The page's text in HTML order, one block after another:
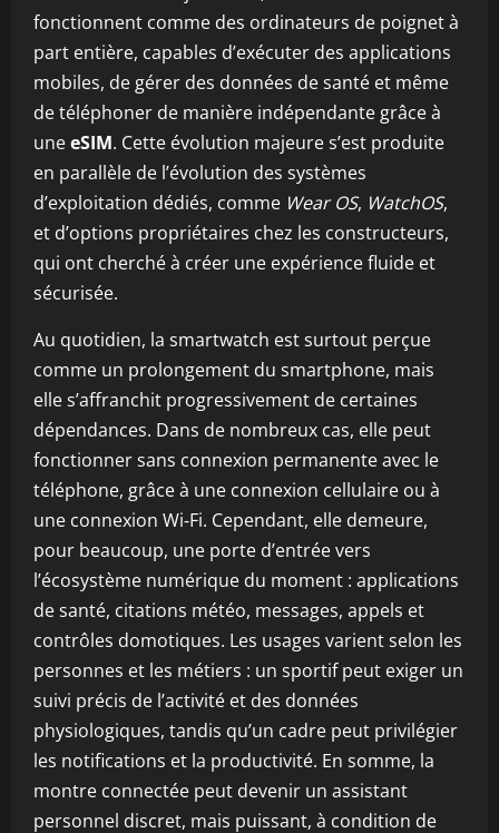
fonctionnent comme des ordinateurs de poignet à
part entière, capables d’exécuter des applications
mobiles, de gérer des données de santé et même
de téléphoner de manière indépendante grâce à
uneeSIM. Cette évolution majeure s’est produite
en parallèle de l’évolution des systèmes
d’exploitation dédiés, comme Wear OS, WatchOS,
et d’options propriétaires chez les constructeurs,
qui ont cherché à créer une expérience fluide et
sécurisée.
Au quotidien, la smartwatch est surtout perçue
comme un prolongement du smartphone, mais
elle s’affranchit progressivement de certaines
dépendances. Dans de nombreux cas, elle peut
fonctionner sans connexion permanente avec le
téléphone, grâce à une connexion cellulaire ou à
une connexion Wi‑Fi. Cependant, elle demeure,
pour beaucoup, une porte d’entrée vers
l’écosystème numérique du moment : applications
de santé, citations météo, messages, appels et
contrôles domotiques. Les usages varient selon les
personnes et les métiers : un sportif peut exiger un
suivi précis de l’activité et des données
physiologiques, tandis qu’un cadre peut privilégier
les notifications et la productivité. En somme, la
montre connectée peut devenir un assistant
personnel discret, mais puissant, à condition de